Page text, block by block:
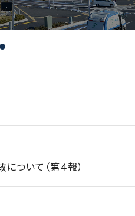
ついて（第４報）